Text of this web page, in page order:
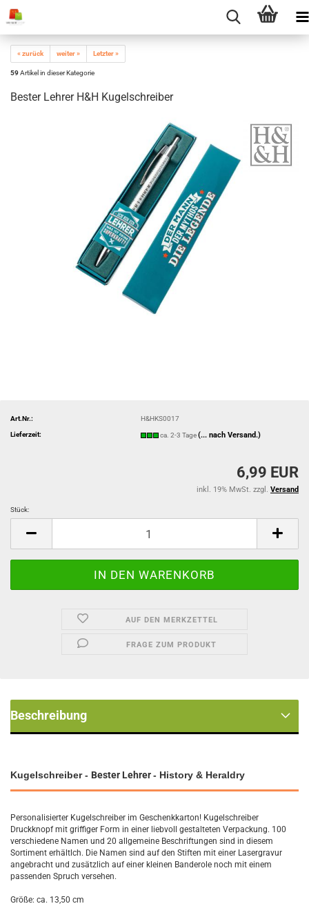
« zurück weiter » Letzter »
59Artikel in dieser Kategorie
Bester Lehrer H&H Kugelschreiber
Art.Nr.: H&HKS0017
Lieferzeit: ca. 2-3 Tage(... nach Versand.)
6,99 EUR
inkl. 19% MwSt. zzgl. Versand
Stück:
AUF DEN MERKZETTEL
FRAGE ZUM PRODUKT
Beschreibung
Kugelschreiber - Bester Lehrer- History & Heraldry
Personalisierter Kugelschreiber im Geschenkkarton! Kugelschreiber
Druckknopf mit griffiger Form in einer liebvoll gestalteten Verpackung. 100
verschiedene Namen und 20 allgemeine Beschriftungen sind in diesem
Sortiment erhältlch. Die Namen sind auf den Stiften mit einer Lasergravur
angebracht und zusätzlich auf einer kleinen Banderole noch mit einem
passenden Spruch versehen.
Größe: ca. 13,50 cm